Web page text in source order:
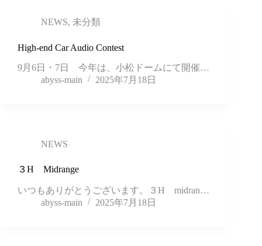
NEWS, 未分類
High-end Car Audio Contest
9月6日・7日 今年は、小松ドームにて開催…
abyss-main
2025年7月18日
NEWS
３H Midrange
いつもありがとうございます。３H midran…
abyss-main
2025年7月18日